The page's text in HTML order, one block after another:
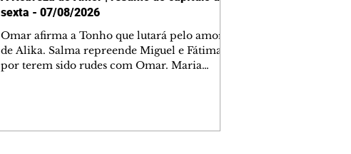
sexta - 07/08/2026
Omar afirma a Tonho que lutará pelo amor
de Alika. Salma repreende Miguel e Fátima
por terem sido rudes com Omar. Maria